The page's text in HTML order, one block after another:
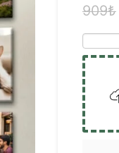
909₺